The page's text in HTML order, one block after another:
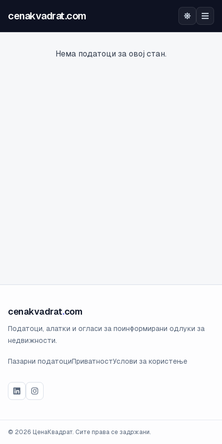
cenakvadrat.com
Нема податоци за овој стан.
cenakvadrat.com
Податоци, алатки и огласи за поинформирани одлуки за
недвижности.
Пазарни податоциПриватностУслови за користење
© 2026 ЦенаКвадрат. Сите права се задржани.